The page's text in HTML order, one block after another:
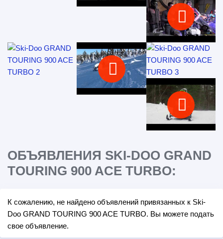
ОБЪЯВЛЕНИЯ SKI-DOO GRAND
TOURING 900 ACE TURBO:
К сожалению, не найдено объявлений привязанных к Ski-
Doo GRAND TOURING 900 ACE TURBO. Вы можете подать
свое объявление.